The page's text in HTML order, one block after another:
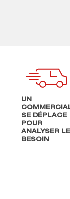
UN
SE DÉPLACE
POUR
ANALYSER LE
BESOIN